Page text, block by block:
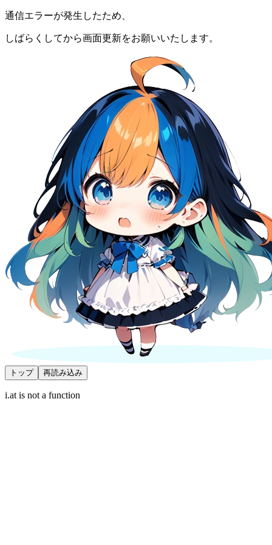
通信エラーが発生したため、
しばらくしてから画面更新をお願いいたします。
トップ 再読み込み
i.at is not a function